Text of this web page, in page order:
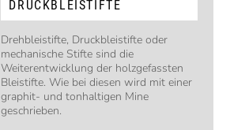
DRUCKBLEISTIFTE
Drehbleistifte, Druckbleistifte oder
mechanische Stifte sind die
Weiterentwicklung der holzgefassten
Bleistifte. Wie bei diesen wird mit einer
graphit- und tonhaltigen Mine
geschrieben.